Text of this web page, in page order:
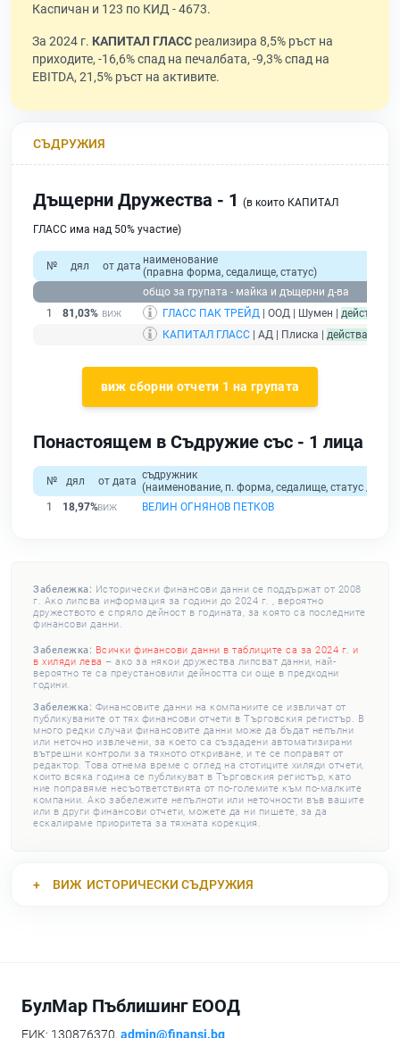
Каспичан и 123 по КИД - 4673.
За 2024 г. КАПИТАЛ ГЛАСС реализира 8,5% ръст на
приходите, -16,6% спад на печалбата, -9,3% спад на
EBITDA, 21,5% ръст на активите.
СЪДРУЖИЯ
Дъщерни Дружества - 1 (в които КАПИТАЛ
ГЛАСС има над 50% участие)
№ дял от дата наименование
(правна форма, седалище, статус)
общо за групата - майка и дъщерни д-ва
1
81,03% ГЛАСС ПАК ТРЕЙД | ООД | Шумен | действащ
КАПИТАЛ ГЛАСС | АД | Плиска | действащ
виж сборни отчети 1 на групата
Понастоящем в Съдружие със - 1 лица
№ дял от дата съдружник
(наименование, п. форма, седалище, статус /
1
18,97% ВЕЛИН ОГНЯНОВ ПЕТКОВ
Забележка: Исторически финансови данни се поддържат от 2008
г. Ако липсва информация за години до 2024 г. , вероятно
дружеството е спряло дейност в годината, за която са последните
финансови данни.
Забележка: Всички финансови данни в таблиците са за 2024 г. и
в хиляди лева – ако за някои дружества липсват данни, най-
вероятно те са преустановили дейността си още в предходни
години.
Забележка: Финансовите данни на компаниите се извличат от
публикуваните от тях финансови отчети в Търговския регистър. В
много редки случаи финансовите данни може да бъдат непълни
или неточно извлечени, за което са създадени автоматизирани
вътрешни контроли за тяхното откриване, и те се поправят от
редактор. Това отнема време с оглед на стотиците хиляди отчети,
които всяка година се публикуват в Търговския регистър, като
ние поправяме несъответствията от по-големите към по-малките
компании. Ако забележите непълноти или неточности във вашите
или в други финансови отчети, можете да ни пишете, за да
ескалираме приоритета за тяхната корекция.
ВИЖ ИСТОРИЧЕСКИ СЪДРУЖИЯ
БулМар Пъблишинг ЕООД
ЕИК: 130876370, admin@finansi.bg